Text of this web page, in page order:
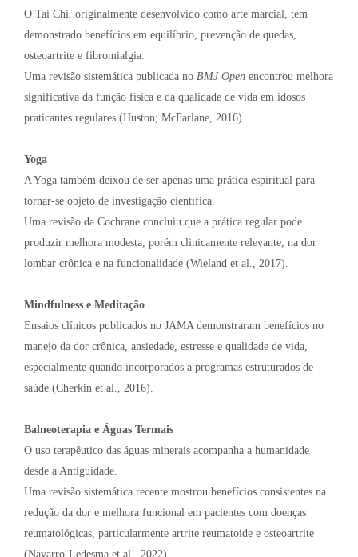
O Tai Chi, originalmente desenvolvido como arte marcial, tem
demonstrado benefícios em equilíbrio, prevenção de quedas,
osteoartrite e fibromialgia.
Uma revisão sistemática publicada no BMJ Open encontrou melhora
significativa da função física e da qualidade de vida em idosos
praticantes regulares (Huston; McFarlane, 2016).
Yoga
A Yoga também deixou de ser apenas uma prática espiritual para
tornar-se objeto de investigação científica.
Uma revisão da Cochrane concluiu que a prática regular pode
produzir melhora modesta, porém clinicamente relevante, na dor
lombar crônica e na funcionalidade (Wieland et al., 2017).
Mindfulness e Meditação
Ensaios clínicos publicados no JAMA demonstraram benefícios no
manejo da dor crônica, ansiedade, estresse e qualidade de vida,
especialmente quando incorporados a programas estruturados de
saúde (Cherkin et al., 2016).
Balneoterapia e Águas Termais
O uso terapêutico das águas minerais acompanha a humanidade
desde a Antiguidade.
Uma revisão sistemática recente mostrou benefícios consistentes na
redução da dor e melhora funcional em pacientes com doenças
reumatológicas, particularmente artrite reumatoide e osteoartrite
(Navarro-Ledesma et al., 2022).